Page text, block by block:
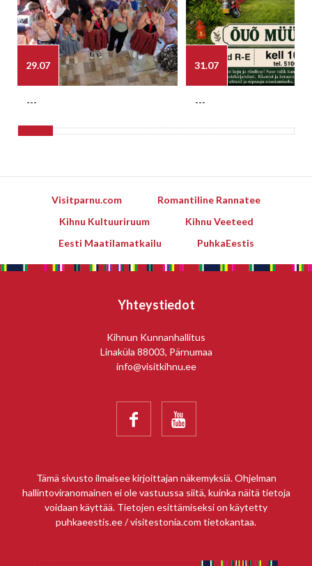
29.07
---
31.07
---
Visitparnu.com
Romantiline Rannatee
Kihnu Kultuuriruum
Kihnu Veeteed
Eesti Maatilamatkailu
PuhkaEestis
Yhteystiedot
Kihnun Kunnanhallitus
Linaküla 88003, Pärnumaa
info@visitkihnu.ee
 
Tämä sivusto ilmaisee kirjoittajan näkemyksiä. Ohjelman
hallintoviranomainen ei ole vastuussa siitä, kuinka näitä tietoja
voidaan käyttää. Tietojen esittämiseksi on käytetty
puhkaeestis.ee / visitestonia.com tietokantaa.